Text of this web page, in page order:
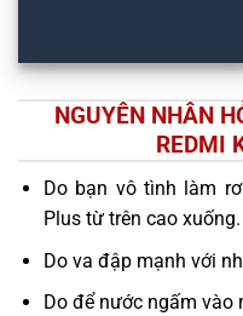
NGUYÊN NHÂN
REDMI
Do bạn vô tình làm
Plus từ trên cao xuống.
Do va đập mạnh với
Do để nước ngấm vào